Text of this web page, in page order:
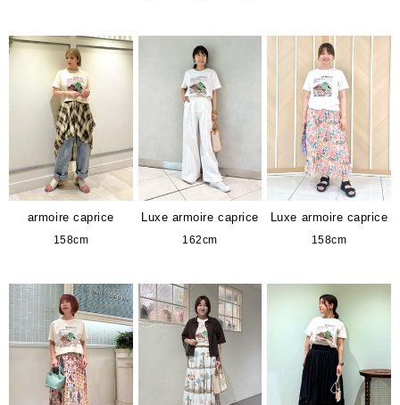
armoire caprice
158cm
Luxe armoire caprice
162cm
Luxe armoire caprice
158cm